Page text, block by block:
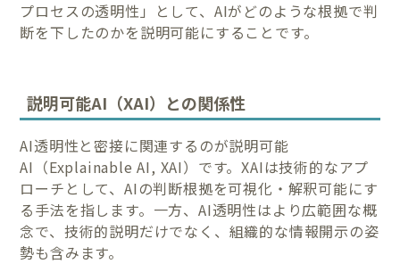
プロセスの透明性」として、AIがどのような根拠で判
断を下したのかを説明可能にすることです。
説明可能AI（XAI）との関係性
AI透明性と密接に関連するのが説明可能
AI（Explainable AI, XAI）です。XAIは技術的なアプ
ローチとして、AIの判断根拠を可視化・解釈可能にす
る手法を指します。一方、AI透明性はより広範囲な概
念で、技術的説明だけでなく、組織的な情報開示の姿
勢も含みます。